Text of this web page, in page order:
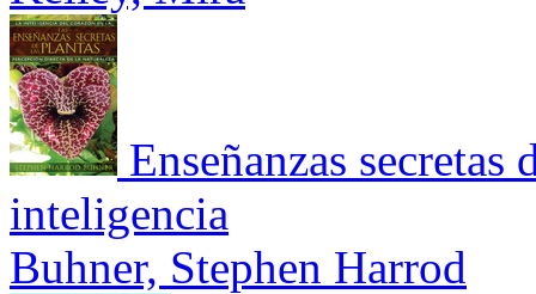
Enseñanzas secretas
inteligencia
Buhner, Stephen Harrod